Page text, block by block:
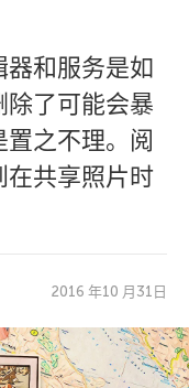
和服务是如
了可能会暴
之不理。阅
在共享照片时
2016 年10 月31日